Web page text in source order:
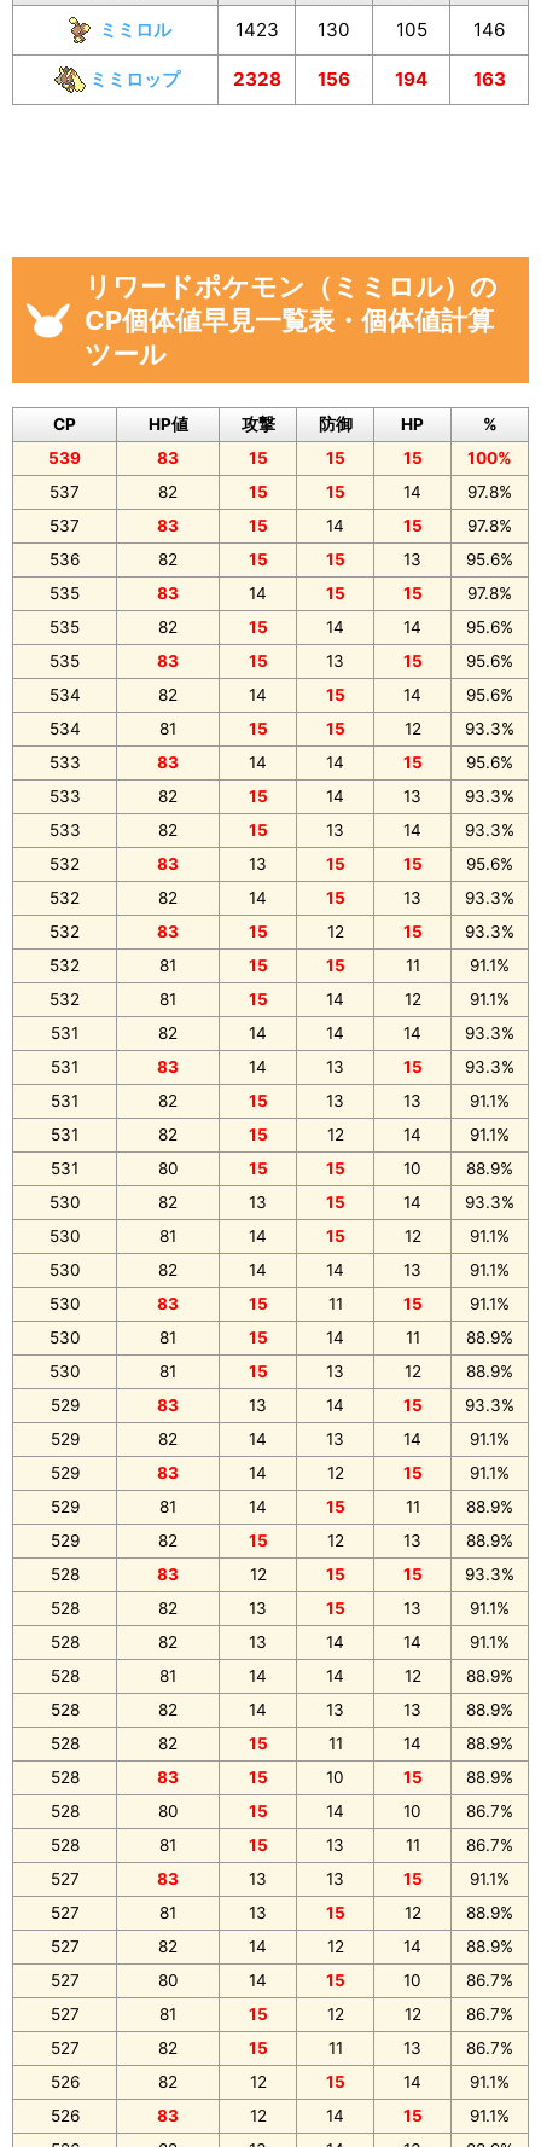
ミミロル
1423 130 105 146
ミミロップ 2328 156 194 163
リワードポケモン（ミミロル）の
CP個体値早見一覧表・個体値計算
ツール
CP HP値 攻撃 防御 HP
%
539
83 15 15 15
100%
537
82 15 15 14
97.8%
537
83 15 14 15
97.8%
536
82 15 15 13
95.6%
535
83 14 15 15
97.8%
535
82 15 14 14
95.6%
535
83 15 13 15
95.6%
534
82 14 15 14
95.6%
534
81 15 15 12
93.3%
533
83 14 14 15
95.6%
533
82 15 14 13
93.3%
533
82 15 13 14
93.3%
532
83 13 15 15
95.6%
532
82 14 15 13
93.3%
532
83 15 12 15
93.3%
532
81 15 15 11
91.1%
532
81 15 14 12
91.1%
531
82 14 14 14
93.3%
531
83 14 13 15
93.3%
531
82 15 13 13
91.1%
531
82 15 12 14
91.1%
531
80 15 15 10
88.9%
530
82 13 15 14
93.3%
530
81 14 15 12
91.1%
530
82 14 14 13
91.1%
530
83 15 11 15
91.1%
530
81 15 14 11
88.9%
530
81 15 13 12
88.9%
529
83 13 14 15
93.3%
529
82 14 13 14
91.1%
529
83 14 12 15
91.1%
529
81 14 15 11
88.9%
529
82 15 12 13
88.9%
528
83 12 15 15
93.3%
528
82 13 15 13
91.1%
528
82 13 14 14
91.1%
528
81 14 14 12
88.9%
528
82 14 13 13
88.9%
528
82 15 11 14
88.9%
528
83 15 10 15
88.9%
528
80 15 14 10
86.7%
528
81 15 13 11
86.7%
527
83 13 13 15
91.1%
527
81 13 15 12
88.9%
527
82 14 12 14
88.9%
527
80 14 15 10
86.7%
527
81 15 12 12
86.7%
527
82 15 11 13
86.7%
526
82 12 15 14
91.1%
526
83 12 14 15
91.1%